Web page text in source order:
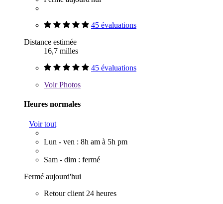
45 évaluations
Distance estimée
16,7 milles
45 évaluations
VoirPhotos
Heures normales
Voir tout
Lun - ven : 8h am à 5h pm
Sam - dim : fermé
Fermé aujourd'hui
Retour client 24 heures